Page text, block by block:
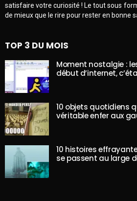
satisfaire votre curiosité ! Le tout sous
de mieux que le rire pour rester en bonne
TOP 3 DU MOIS
Moment nostalgie :
début d’internet,
10 objets quotidiens
véritable enfer aux
10 histoires
se passent au large